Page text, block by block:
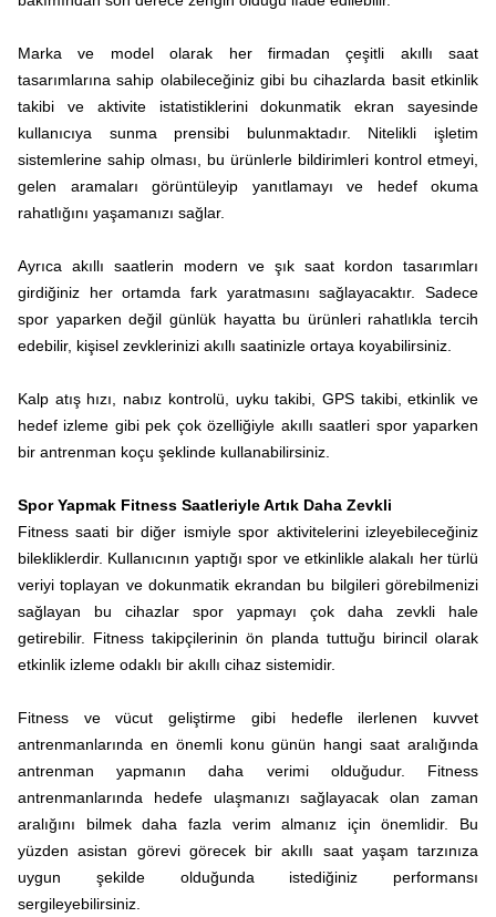
Marka ve model olarak her firmadan çeşitli akıllı saat
tasarımlarına sahip olabileceğiniz gibi bu cihazlarda basit etkinlik
takibi ve aktivite istatistiklerini dokunmatik ekran sayesinde
kullanıcıya sunma prensibi bulunmaktadır. Nitelikli işletim
sistemlerine sahip olması, bu ürünlerle bildirimleri kontrol etmeyi,
gelen aramaları görüntüleyip yanıtlamayı ve hedef okuma
rahatlığını yaşamanızı sağlar.
Ayrıca akıllı saatlerin modern ve şık saat kordon tasarımları
girdiğiniz her ortamda fark yaratmasını sağlayacaktır. Sadece
spor yaparken değil günlük hayatta bu ürünleri rahatlıkla tercih
edebilir, kişisel zevklerinizi akıllı saatinizle ortaya koyabilirsiniz.
Kalp atış hızı, nabız kontrolü, uyku takibi, GPS takibi, etkinlik ve
hedef izleme gibi pek çok özelliğiyle akıllı saatleri spor yaparken
bir antrenman koçu şeklinde kullanabilirsiniz.
Spor Yapmak Fitness Saatleriyle Artık Daha Zevkli
Fitness saati bir diğer ismiyle spor aktivitelerini izleyebileceğiniz
bilekliklerdir. Kullanıcının yaptığı spor ve etkinlikle alakalı her türlü
veriyi toplayan ve dokunmatik ekrandan bu bilgileri görebilmenizi
sağlayan bu cihazlar spor yapmayı çok daha zevkli hale
getirebilir. Fitness takipçilerinin ön planda tuttuğu birincil olarak
etkinlik izleme odaklı bir akıllı cihaz sistemidir.
Fitness ve vücut geliştirme gibi hedefle ilerlenen kuvvet
antrenmanlarında en önemli konu günün hangi saat aralığında
antrenman yapmanın daha verimi olduğudur. Fitness
antrenmanlarında hedefe ulaşmanızı sağlayacak olan zaman
aralığını bilmek daha fazla verim almanız için önemlidir. Bu
yüzden asistan görevi görecek bir akıllı saat yaşam tarzınıza
uygun şekilde olduğunda istediğiniz performansı
sergileyebilirsiniz.